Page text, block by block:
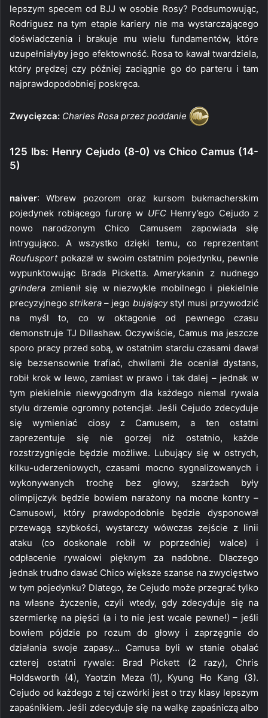
lepszym specem od BJJ w osobie Rosy? Podsumowując,
Rodriguez na tym etapie kariery nie ma wystarczającego
doświadczenia i brakuje mu wielu fundamentów, które
uzupełniałyby jego efektowność. Rosa to kawał twardziela,
który prędzej czy później zaciągnie go do parteru i tam
najprawdopodobniej poskręca.
Zwycięzca: Charles Rosa przez poddanie
125 lbs: Henry Cejudo (8-0) vs Chico Camus (14-
5)
naiver: Wbrew pozorom oraz kursom bukmacherskim
pojedynek robiącego furorę w UFCHenry’ego Cejudo z
nowo narodzonym Chico Camusem zapowiada się
intrygująco. A wszystko dzięki temu, co reprezentant
Roufusportpokazał w swoim ostatnim pojedynku, pewnie
wypunktowując Brada Picketta. Amerykanin z nudnego
grindera zmienił się w niezwykle mobilnego i piekielnie
precyzyjnegostrikera – jego bujającystyl musi przywodzić
na myśl to, co w oktagonie od pewnego czasu
demonstruje TJ Dillashaw. Oczywiście, Camus ma jeszcze
sporo pracy przed sobą, w ostatnim starciu czasami dawał
się bezsensownie trafiać, chwilami źle oceniał dystans,
robił krok w lewo, zamiast w prawo i tak dalej – jednak w
tym piekielnie niewygodnym dla każdego niemal rywala
stylu drzemie ogromny potencjał. Jeśli Cejudo zdecyduje
się wymieniać ciosy z Camusem, a ten ostatni
zaprezentuje się nie gorzej niż ostatnio, każde
rozstrzygnięcie będzie możliwe. Lubujący się w ostrych,
kilku-uderzeniowych, czasami mocno sygnalizowanych i
wykonywanych trochę bez głowy, szarżach były
olimpijczyk będzie bowiem narażony na mocne kontry –
Camusowi, który prawdopodobnie będzie dysponował
przewagą szybkości, wystarczy wówczas zejście z linii
ataku (co doskonale robił w poprzedniej walce) i
odpłacenie rywalowi pięknym za nadobne. Dlaczego
jednak trudno dawać Chico większe szanse na zwycięstwo
w tym pojedynku? Dlatego, że Cejudo może przegrać tylko
na własne życzenie, czyli wtedy, gdy zdecyduje się na
szermierkę na pięści (a i to nie jest wcale pewne!) – jeśli
bowiem pójdzie po rozum do głowy i zaprzęgnie do
działania swoje zapasy… Camusa byli w stanie obalać
czterej ostatni rywale: Brad Pickett (2 razy), Chris
Holdsworth (4), Yaotzin Meza (1), Kyung Ho Kang (3).
Cejudo od każdego z tej czwórki jest o trzy klasy lepszym
zapaśnikiem. Jeśli zdecyduje się na walkę zapaśniczą albo